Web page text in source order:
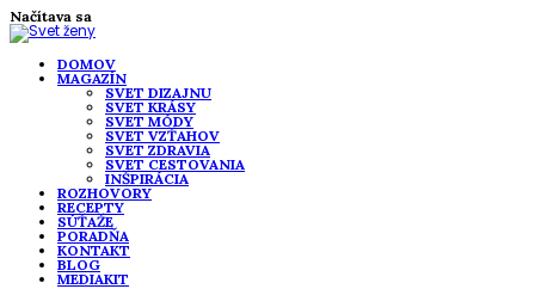
Načítava sa
DOMOV
MAGAZÍN
SVET DIZAJNU
SVET KRÁSY
SVET MÓDY
SVET VZŤAHOV
SVET ZDRAVIA
SVET CESTOVANIA
INŠPIRÁCIA
ROZHOVORY
RECEPTY
SÚŤAŽE
PORADŇA
KONTAKT
BLOG
MEDIAKIT